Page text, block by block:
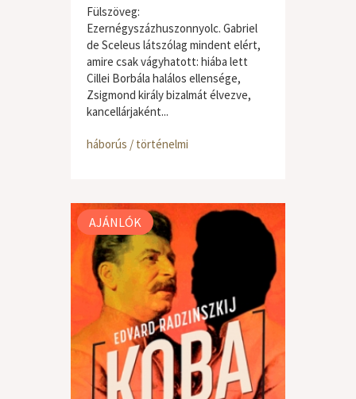
Fülszöveg:
Ezernégyszázhuszonnyolc. Gabriel
de Sceleus látszólag mindent elért,
amire csak vágyhatott: hiába lett
Cillei Borbála halálos ellensége,
Zsigmond király bizalmát élvezve,
kancellárjaként...
háborús / történelmi
AJÁNLÓK